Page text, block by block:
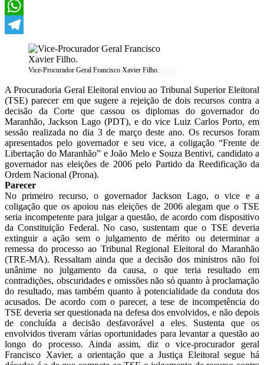
X
WhatsApp
Telegram
Vice-Procurador Geral Francisco Xavier Filho.
A Procuradoria Geral Eleitoral enviou ao Tribunal Superior Eleitoral
(TSE) parecer em que sugere a rejeição de dois recursos contra a
decisão da Corte que cassou os diplomas do governador do
Maranhão, Jackson Lago (PDT), e do vice Luiz Carlos Porto, em
sessão realizada no dia 3 de março deste ano. Os recursos foram
apresentados pelo governador e seu vice, a coligação “Frente de
Libertação do Maranhão” e João Melo e Souza Bentivi, candidato a
governador nas eleições de 2006 pelo Partido da Reedificação da
Ordem Nacional (Prona).
Parecer
No primeiro recurso, o governador Jackson Lago, o vice e a
coligação que os apoiou nas eleições de 2006 alegam que o TSE
seria incompetente para julgar a questão, de acordo com dispositivo
da Constituição Federal. No caso, sustentam que o TSE deveria
extinguir a ação sem o julgamento de mérito ou determinar a
remessa do processo ao Tribunal Regional Eleitoral do Maranhão
(TRE-MA). Ressaltam ainda que a decisão dos ministros não foi
unânime no julgamento da causa, o que teria resultado em
contradições, obscuridades e omissões não só quanto à proclamação
do resultado, mas também quanto à potencialidade da conduta dos
acusados. De acordo com o parecer, a tese de incompetência do
TSE deveria ser questionada na defesa dos envolvidos, e não depois
de concluída a decisão desfavorável a eles. Sustenta que os
envolvidos tiveram várias oportunidades para levantar a questão ao
longo do processo. Ainda assim, diz o vice-procurador geral
Francisco Xavier, a orientação que a Justiça Eleitoral segue há